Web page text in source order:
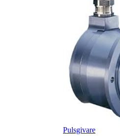
Pulsgivare